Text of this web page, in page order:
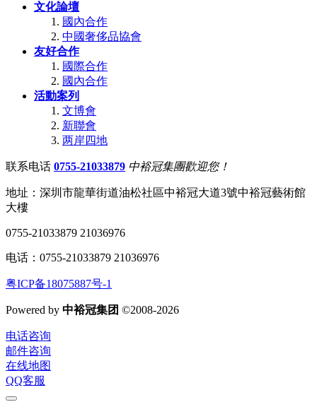
文化論壇
國內合作
中國奢侈品協會
友好合作
國際合作
國內合作
活動案列
文博會
新聯會
两岸四地
联系电话 0755-21033879 中裕冠集團歡迎您！
地址：深圳市龍華街道油松社區中裕冠大道3號中裕冠藝術館
大樓
0755-21033879 21036976
电话：0755-21033879 21036976
粤ICP备18075887号-1
Powered by 中裕冠集团 ©2008-2026
电话咨询
邮件咨询
在线地图
QQ客服